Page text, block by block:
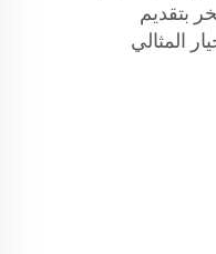
بتقديم
المثالي